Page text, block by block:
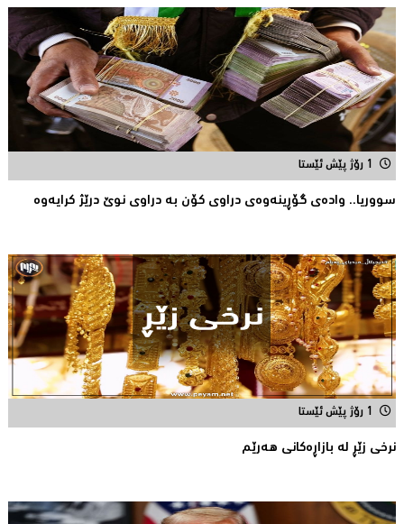
1 رۆژ پێش ئێستا
سووریا.. واده‌ی گۆڕینه‌وه‌ی دراوی كۆن به‌ دراوی نوێ درێژ كرایه‌وه‌
1 رۆژ پێش ئێستا
نرخى زێڕ له‌ بازاڕه‌كانی هه‌رێم